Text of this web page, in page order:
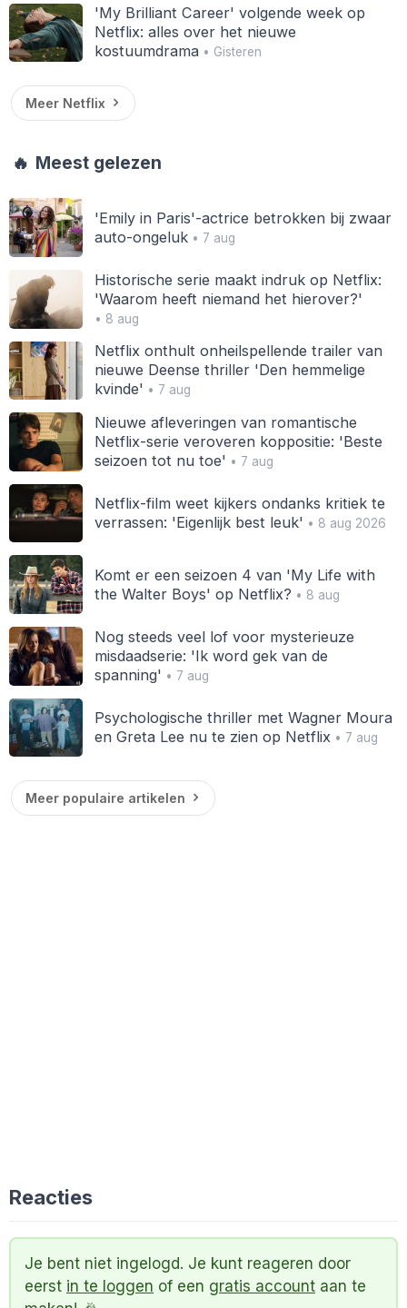
'My Brilliant Career' volgende week op
Netflix: alles over het nieuwe
kostuumdrama• Gisteren
Meer Netflix
🔥 Meest gelezen
'Emily in Paris'-actrice betrokken bij zwaar
auto-ongeluk• 7 aug
Historische serie maakt indruk op Netflix:
'Waarom heeft niemand het hierover?'
• 8 aug
Netflix onthult onheilspellende trailer van
nieuwe Deense thriller 'Den hemmelige
kvinde' • 7 aug
Nieuwe afleveringen van romantische
Netflix-serie veroveren koppositie: 'Beste
seizoen tot nu toe' • 7 aug
Netflix-film weet kijkers ondanks kritiek te
verrassen: 'Eigenlijk best leuk' • 8 aug 2026
Komt er een seizoen 4 van 'My Life with
the Walter Boys' op Netflix? • 8 aug
Nog steeds veel lof voor mysterieuze
misdaadserie: 'Ik word gek van de
spanning' • 7 aug
Psychologische thriller met Wagner Moura
en Greta Lee nu te zien op Netflix • 7 aug
Meer populaire artikelen
Reacties
Je bent niet ingelogd. Je kunt reageren door
eerst in te loggen of een gratis account aan te